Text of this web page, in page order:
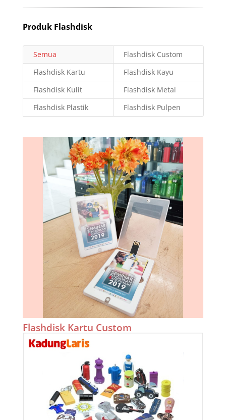
Produk Flashdisk
Semua
Flashdisk Custom
Flashdisk Kartu
Flashdisk Kayu
Flashdisk Kulit
Flashdisk Metal
Flashdisk Plastik
Flashdisk Pulpen
Flashdisk Kartu Custom